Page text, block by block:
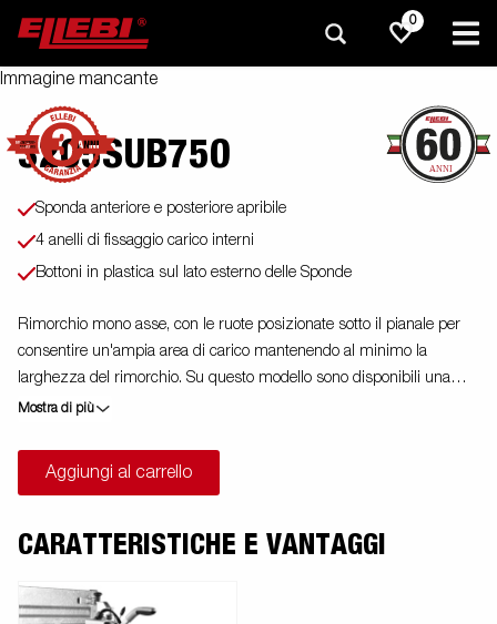
0
Immagine mancante
3205SUB750
Sponda anteriore e posteriore apribile
4 anelli di fissaggio carico interni
Bottoni in plastica sul lato esterno delle Sponde
Rimorchio mono asse, con le ruote posizionate sotto il pianale per
consentire un'ampia area di carico mantenendo al minimo la
larghezza del rimorchio. Su questo modello sono disponibili una
vasta gamma di accessori che permettono di personalizzare il
scopo illustrativo e potrebbero mostrare accessori opzionali.
Mostra di più
Aggiungi al carrello
CARATTERISTICHE E VANTAGGI